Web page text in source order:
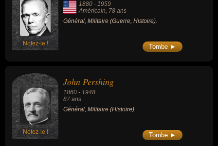
Notez-le !
1880 - 1959
Américain, 78 ans
Général, Militaire (Guerre, Histoire).
Tombe ►
Notez-le !
John Pershing
1860 - 1948
87 ans
Général, Militaire (Histoire).
Tombe ►